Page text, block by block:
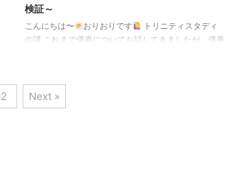
検証～
こんにちは〜 おりおりです
トリニティスタディ
の謎 これまで債券についてお話してきましたが、債券
に発表された有名な論文で、導き出したシナリオの1
つにいわゆる「4%ルール」があります。（その後も検
2 Next »